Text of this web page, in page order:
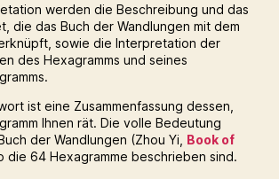
werden die Beschreibung und das
die das Buch der Wandlungen mit dem
sowie die Interpretation der
des Hexagramms und seines
ist eine Zusammenfassung dessen,
Ihnen rät. Die volle Bedeutung
der Wandlungen (Zhou Yi, Book of
die 64 Hexagramme beschrieben sind.